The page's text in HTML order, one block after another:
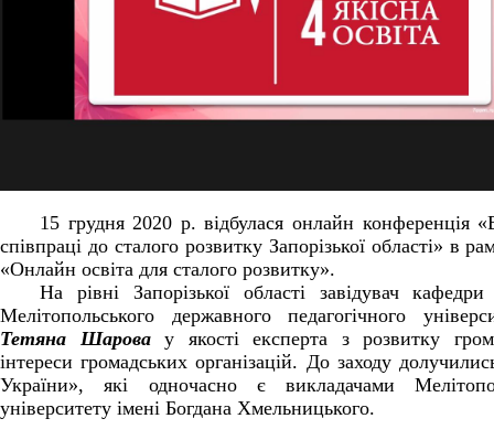
15 грудня 2020 р. відбулася онлайн конференція
співпраці до сталого розвитку Запорізької області» в
«Онлайн освіта для сталого розвитку».
На рівні Запорізької області завідувач кафедри
Мелітопольського державного педагогічного
Тетяна Шарова
у якості
експерта з розвитку
інтереси громадських організацій. До заходу
України», які одночасно є викладачами
університету імені Богдана Хмельницького.